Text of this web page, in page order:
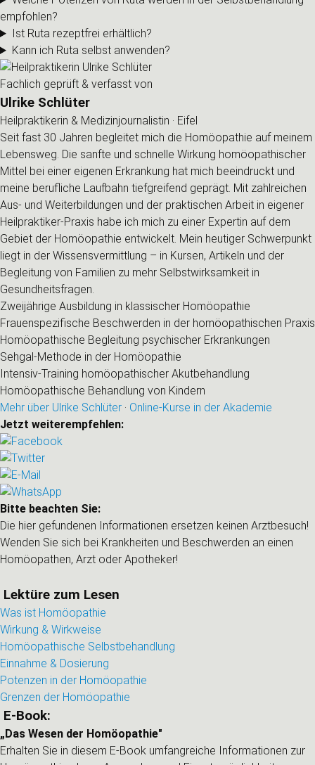
empfohlen?
Ist Ruta rezeptfrei erhältlich?
Kann ich Ruta selbst anwenden?
Fachlich geprüft & verfasst von
Ulrike Schlüter
Heilpraktikerin & Medizinjournalistin · Eifel
Seit fast 30 Jahren begleitet mich die Homöopathie auf meinem
Lebensweg. Die sanfte und schnelle Wirkung homöopathischer
Mittel bei einer eigenen Erkrankung hat mich beeindruckt und
meine berufliche Laufbahn tiefgreifend geprägt. Mit zahlreichen
Aus- und Weiterbildungen und der praktischen Arbeit in eigener
Heilpraktiker-Praxis habe ich mich zu einer Expertin auf dem
Gebiet der Homöopathie entwickelt. Mein heutiger Schwerpunkt
liegt in der Wissensvermittlung – in Kursen, Artikeln und der
Begleitung von Familien zu mehr Selbstwirksamkeit in
Gesundheitsfragen.
Zweijährige Ausbildung in klassischer Homöopathie
Frauenspezifische Beschwerden in der homöopathischen Praxis
Homöopathische Begleitung psychischer Erkrankungen
Sehgal-Methode in der Homöopathie
Intensiv-Training homöopathischer Akutbehandlung
Homöopathische Behandlung von Kindern
Mehr über Ulrike Schlüter · Online-Kurse in der Akademie
Jetzt weiterempfehlen:
Bitte beachten Sie:
Die hier gefundenen Informationen ersetzen keinen Arztbesuch!
Wenden Sie sich bei Krankheiten und Beschwerden an einen
Homöopathen, Arzt oder Apotheker!
Lektüre zum Lesen
Was ist Homöopathie
Wirkung & Wirkweise
Homöopathische Selbstbehandlung
Einnahme & Dosierung
Potenzen in der Homöopathie
Grenzen der Homöopathie
E-Book:
„Das Wesen der Homöopathie"
Erhalten Sie in diesem E-Book umfangreiche Informationen zur